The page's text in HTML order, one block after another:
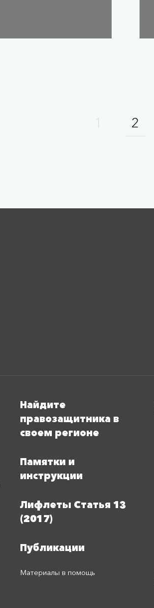
1 2
Найдите
правозащитника в
своем регионе
Памятки и
инструкции
Лифлеты Статья 13
(2017)
Публикации
Материалы в помощь